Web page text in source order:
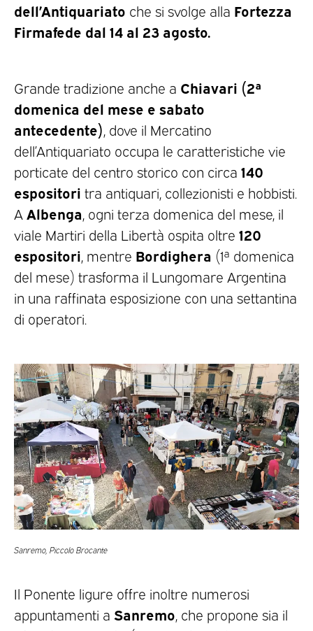
dell’Antiquariato che si svolge alla Fortezza
Firmafede dal 14 al 23 agosto.
Grande tradizione anche a Chiavari (2ª
domenica del mese e sabato
antecedente), dove il Mercatino
dell’Antiquariato occupa le caratteristiche vie
porticate del centro storico con circa 140
espositori tra antiquari, collezionisti e hobbisti.
A Albenga, ogni terza domenica del mese, il
viale Martiri della Libertà ospita oltre 120
espositori, mentre Bordighera (1ª domenica
del mese) trasforma il Lungomare Argentina
in una raffinata esposizione con una settantina
di operatori.
Sanremo, Piccolo Brocante
Il Ponente ligure offre inoltre numerosi
appuntamenti a Sanremo , che propone sia il